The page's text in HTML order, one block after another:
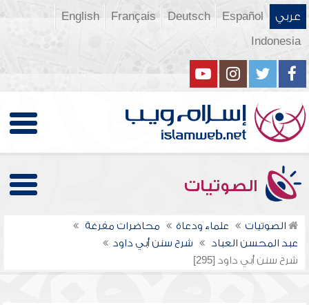
عربي Español
Deutsch
Français
English
Indonesia
الصوتيات
الصوتيات علماء ودعاة
محاضرات مفرغة
عبد المحسن العباد
شرح سنن أبي داود
شرح سنن أبي داود [295]